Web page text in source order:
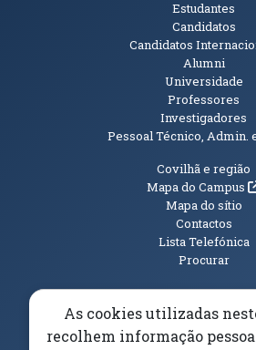
Estudantes
Candidatos
Candidatos
Alumni
Universidade
Professores
Investigadores
Pessoal Técnico, Admin.
InformaçõesCovilhã e região
Mapa do Campus
Mapa do sítio
Contactos
Lista Telefónica
Procurar
As cookies utilizadas
recolhem informação